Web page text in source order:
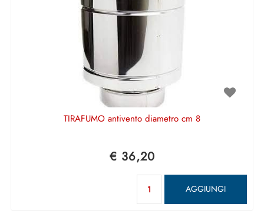
TIRAFUMO antivento diametro cm 8
€ 36,20
AGGIUNGI